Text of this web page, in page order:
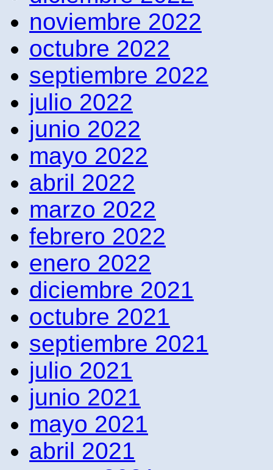
noviembre 2022
octubre 2022
septiembre 2022
julio 2022
junio 2022
mayo 2022
abril 2022
marzo 2022
febrero 2022
enero 2022
diciembre 2021
octubre 2021
septiembre 2021
julio 2021
junio 2021
mayo 2021
abril 2021